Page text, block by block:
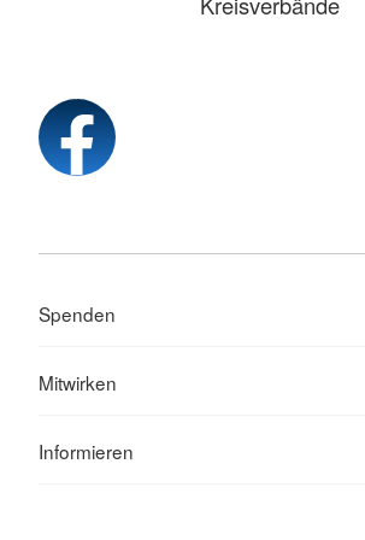
Spenden
Mitwirken
Informieren